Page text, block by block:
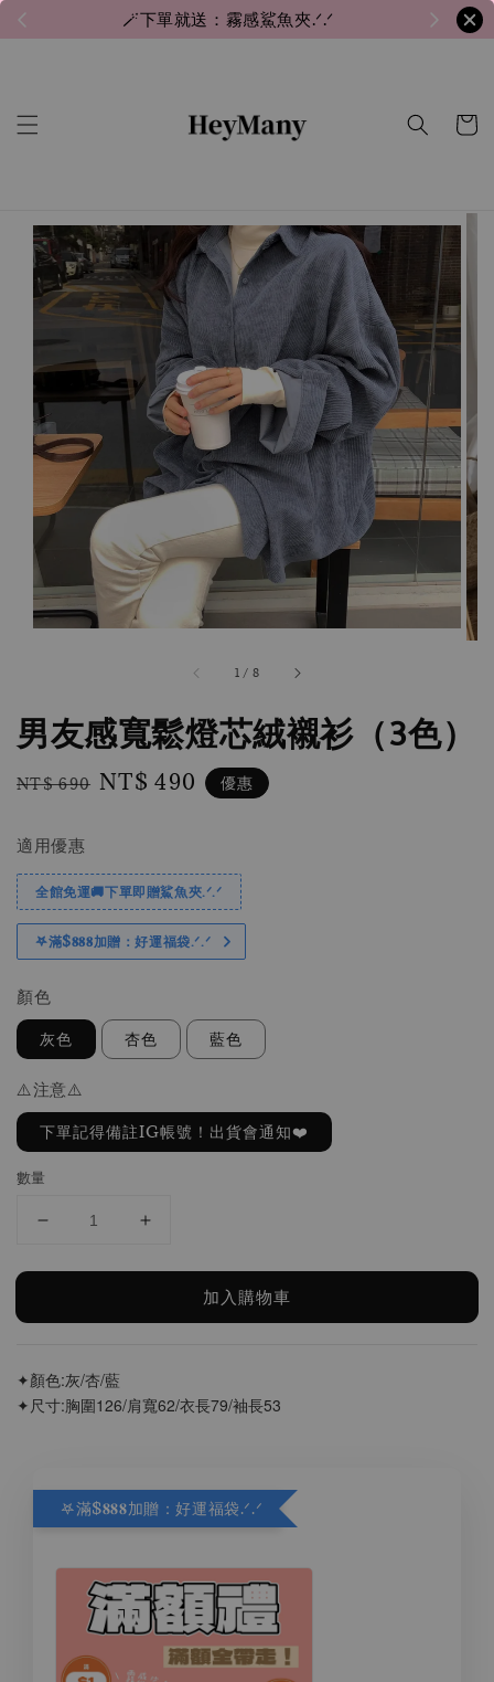
🪄下單就送：霧感鯊魚夾.ᐟ.ᐟ
1 / 8
男友感寬鬆燈芯絨襯衫（3色）
Regular
NT$ 690 Sale
NT$ 490 優惠
適用優惠
全館免運🚚下單即贈鯊魚夾.ᐟ.ᐟ
𖤐滿$𝟖𝟖𝟖加贈：好運福袋.ᐟ‪.ᐟ
顏色
灰色 杏色 藍色
⚠️注意⚠️
下單記得備註IG帳號！出貨會通知❤️
數量
加入購物車
✦顏色:灰/杏/藍
✦尺寸:胸圍126/肩寬62/衣長79/袖長53
𖤐滿$𝟖𝟖𝟖加贈：好運福袋.ᐟ‪.ᐟ